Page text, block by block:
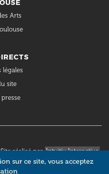
Arts
légales
site
presse
réalisé parIntuitiv Interactive
sur ce site, vous acceptez